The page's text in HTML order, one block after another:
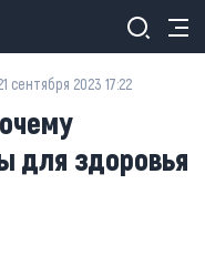
сентября 2023 17:22
для здоровья